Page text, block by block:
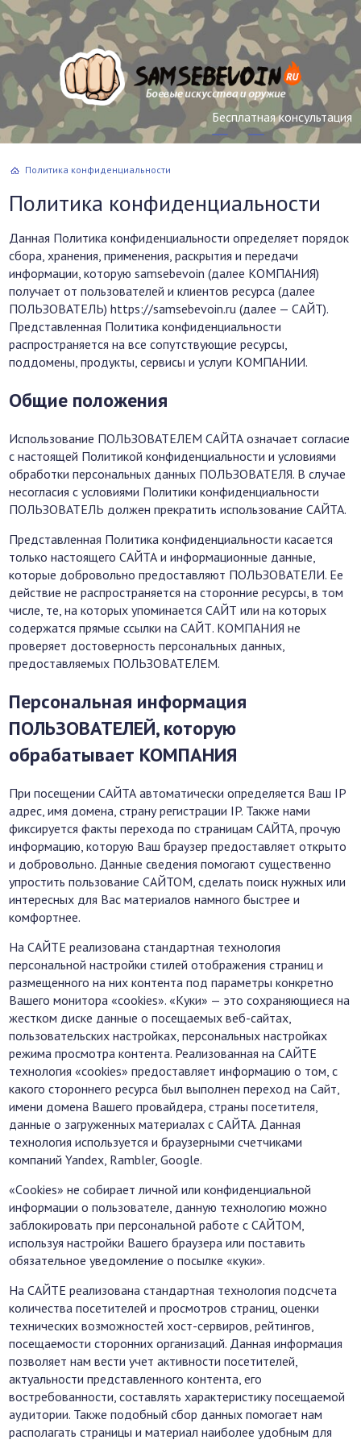
Бесплатная консультация
Политика конфиденциальности
Политика конфиденциальности
Данная Политика конфиденциальности определяет порядок
сбора, хранения, применения, раскрытия и передачи
информации, которую samsebevoin (далее КОМПАНИЯ)
получает от пользователей и клиентов ресурса (далее
ПОЛЬЗОВАТЕЛЬ) https://samsebevoin.ru (далее — САЙТ).
Представленная Политика конфиденциальности
распространяется на все сопутствующие ресурсы,
поддомены, продукты, сервисы и услуги КОМПАНИИ.
Общие положения
Использование ПОЛЬЗОВАТЕЛЕМ САЙТА означает согласие
с настоящей Политикой конфиденциальности и условиями
обработки персональных данных ПОЛЬЗОВАТЕЛЯ. В случае
несогласия с условиями Политики конфиденциальности
ПОЛЬЗОВАТЕЛЬ должен прекратить использование САЙТА.
Представленная Политика конфиденциальности касается
только настоящего САЙТА и информационные данные,
которые добровольно предоставляют ПОЛЬЗОВАТЕЛИ. Ее
действие не распространяется на сторонние ресурсы, в том
числе, те, на которых упоминается САЙТ или на которых
содержатся прямые ссылки на САЙТ. КОМПАНИЯ не
проверяет достоверность персональных данных,
предоставляемых ПОЛЬЗОВАТЕЛЕМ.
Персональная информация
ПОЛЬЗОВАТЕЛЕЙ, которую
обрабатывает КОМПАНИЯ
При посещении САЙТА автоматически определяется Ваш IP
адрес, имя домена, страну регистрации IP. Также нами
фиксируется факты перехода по страницам САЙТА, прочую
информацию, которую Ваш браузер предоставляет открыто
и добровольно. Данные сведения помогают существенно
упростить пользование САЙТОМ, сделать поиск нужных или
интересных для Вас материалов намного быстрее и
комфортнее.
На САЙТЕ реализована стандартная технология
персональной настройки стилей отображения страниц и
размещенного на них контента под параметры конкретно
Вашего монитора «cookies». «Куки» — это сохраняющиеся на
жестком диске данные о посещаемых веб-сайтах,
пользовательских настройках, персональных настройках
режима просмотра контента. Реализованная на САЙТЕ
технология «cookies» предоставляет информацию о том, с
какого стороннего ресурса был выполнен переход на Сайт,
имени домена Вашего провайдера, страны посетителя,
данные о загруженных материалах с САЙТА. Данная
технология используется и браузерными счетчиками
компаний Yandex, Rambler, Google.
«Сookies» не собирает личной или конфиденциальной
информации о пользователе, данную технологию можно
заблокировать при персональной работе с САЙТОМ,
используя настройки Вашего браузера или поставить
обязательное уведомление о посылке «куки».
На САЙТЕ реализована стандартная технология подсчета
количества посетителей и просмотров страниц, оценки
технических возможностей хост-сервиров, рейтингов,
посещаемости сторонних организаций. Данная информация
позволяет нам вести учет активности посетителей,
актуальности представленного контента, его
востребованности, составлять характеристику посещаемой
аудитории. Также подобный сбор данных помогает нам
располагать страницы и материал наиболее удобным для